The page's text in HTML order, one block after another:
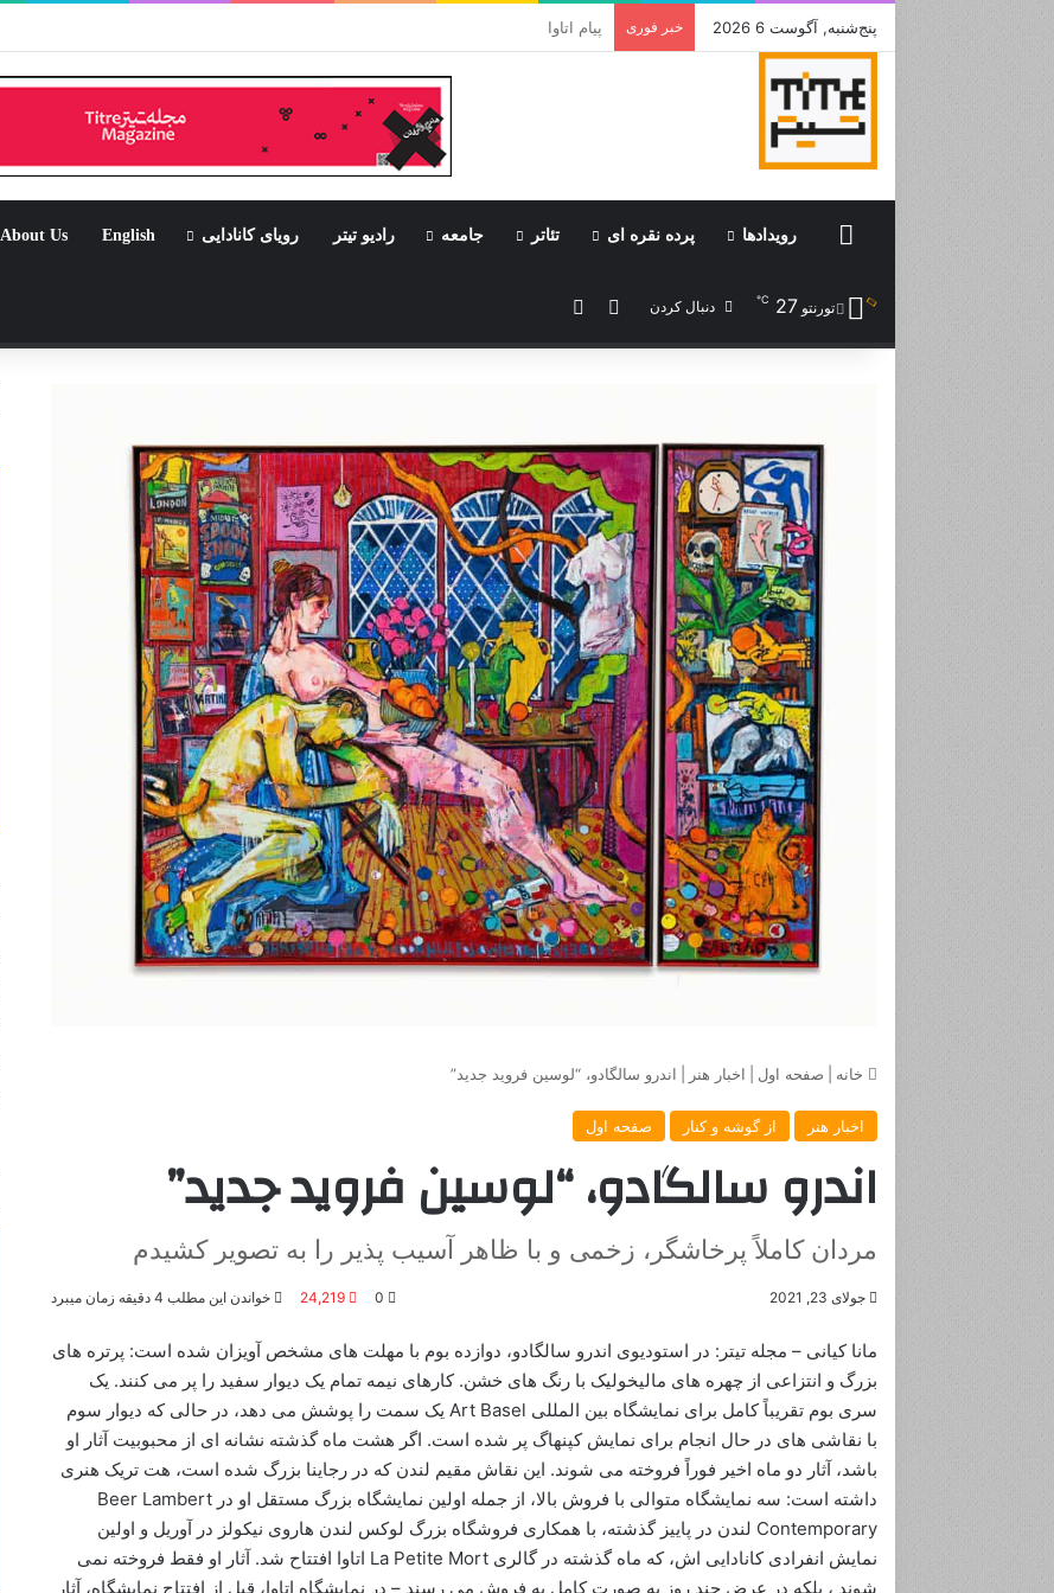
پنج‌شنبه, آگوست 6 2026 خبر فوری جامی که قرار بود جشن باشد
Homeرویدادها پرده نقره ای تئاتر جامعه رادیو تیتر رویای کانادایی English
About Us
تورنتو 27
℃ دنبال کردن ورود
خانه صفحه اول اخبار هنر اندرو سالگادو، “لوسین فروید جدید”
اخبار هنر از گوشه و کنار صفحه اول
اندرو سالگادو، “لوسین فروید جدید”
مردان کاملاً پرخاشگر، زخمی و با ظاهر آسیب پذیر را به تصویر کشیدم
جولای 23, 2021 0
24,219 خواندن این مطلب 4 دقیقه زمان میبرد
مانا کیانی – مجله تیتر: در استودیوی اندرو سالگادو، دوازده بوم با مهلت های مشخص آویزان شده است: پرتره های
بزرگ و انتزاعی از چهره های مالیخولیک با رنگ های خشن. کارهای نیمه تمام یک دیوار سفید را پر می کنند. یک
سری بوم تقریباً کامل برای نمایشگاه بین المللی Art Basel یک سمت را پوشش می دهد، در حالی که دیوار سوم
با نقاشی های در حال انجام برای نمایش کپنهاگ پر شده است. اگر هشت ماه گذشته نشانه ای از محبوبیت آثار او
باشد، آثار دو ماه اخیر فوراً فروخته می شوند. این نقاش مقیم لندن که در رجاینا بزرگ شده است، هت تریک هنری
داشته است: سه نمایشگاه متوالی با فروش بالا، از جمله اولین نمایشگاه بزرگ مستقل او در Beer Lambert
Contemporary لندن در پاییز گذشته، با همکاری فروشگاه بزرگ لوکس لندن هاروی نیکولز در آوریل و اولین
نمایش انفرادی کانادایی اش، که ماه گذشته در گالری La Petite Mort اتاوا افتتاح شد. آثار او فقط فروخته نمی
شوند ، بلکه در عرض چند روز به صورت کامل به فروش می رسند – در نمایشگاه اتاوا، قبل از افتتاح نمایشگاه، آثار